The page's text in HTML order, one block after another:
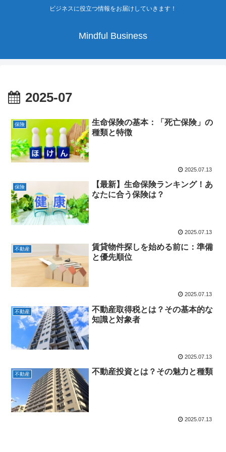
ビジネスに役立つ情報をお届けしていきます！
Mindful Business
2025-07
保険
生命保険の基本：「死亡保険」の
種類と特徴
2025.07.13
保険
【最新】生命保険ランキング！あ
なたに合う保険は？
2025.07.13
不動産
賃貸物件探しを始める前に：準備
と優先順位
2025.07.13
不動産
不動産取得税とは？その基本的な
知識と対象者
2025.07.13
不動産 不動産投資とは？その魅力と種類
2025.07.13